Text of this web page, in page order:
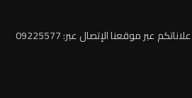
عبر موقعنا الإتصال عبر: 09225577